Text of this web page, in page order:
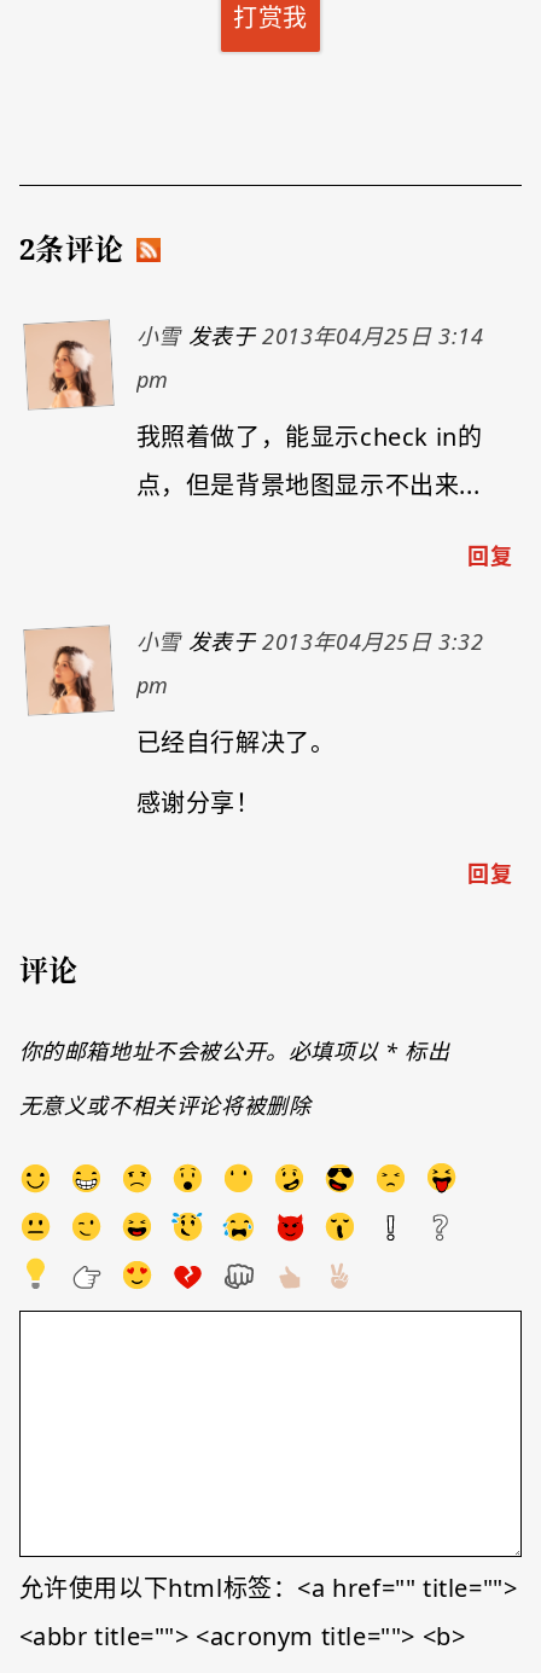
打赏我
2条评论
小雪 发表于 2013年04月25日 3:14
pm
我照着做了，能显示check in的
点，但是背景地图显示不出来...
回复
小雪 发表于 2013年04月25日 3:32
pm
已经自行解决了。
感谢分享！
回复
评论
你的邮箱地址不会被公开。必填项以 *标出
无意义或不相关评论将被删除
允许使用以下html标签：<a href="" title="">
<abbr title=""> <acronym title=""> <b>